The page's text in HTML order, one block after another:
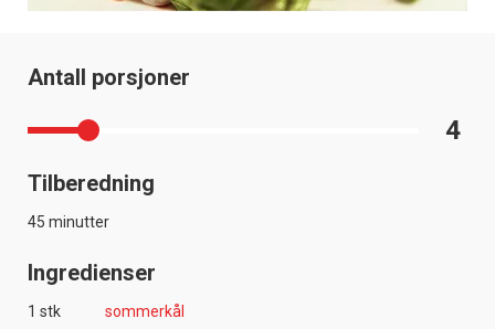
Antall porsjoner
4
Tilberedning
45 minutter
Ingredienser
1 stk sommerkål